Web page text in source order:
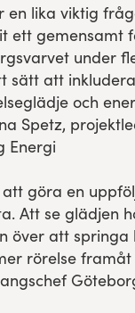
en lika viktig
ett gemensamt
under
sätt att
och
Spetz,
Energi
göra en
Att se glädjen
över att springa
rörelse